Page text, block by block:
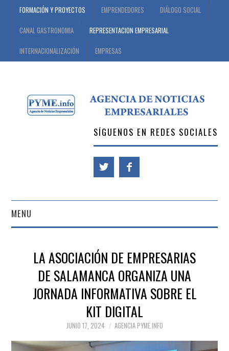
FORMACIÓN Y PROYECTOS EMPRENDEDORES DIÁLOGO SOCIAL
CANAL GASTRONOMIA REPRESENTACION EMPRESARIAL
INTERNACIONALIZACIÓN EMPRESAS
SÍGUENOS EN REDES SOCIALES
MENU
LA ASOCIACIÓN DE EMPRESARIAS
DE SALAMANCA ORGANIZA UNA
JORNADA INFORMATIVA SOBRE EL
KIT DIGITAL
JUNIO 17, 2024 AGENCIA PYME.INFO